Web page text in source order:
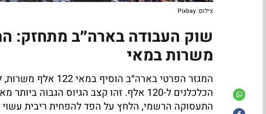
צילום: Pixbay
משרות במאי
התעסוקה הרשמי, הלחץ על הפד להפחית ריבית